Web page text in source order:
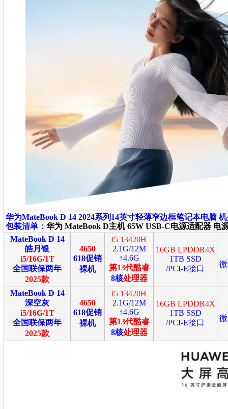
华为MateBook D 14 2024系列14英寸轻薄窄边框笔记本电脑
包装清单： 华为 MateBook D主机 65W USB-C电源适配器 电
MateBook D 14
皓月银
i5/16G/1T
全国联保两年
2025款
4650
618促销
裸机
I5 13420H
2.1G/12M
↑4.6G
第13代酷睿
8核处理器
16GB LPDDR4X
1TB SSD
/PCI-E接口
MateBook D 14
深空灰
i5/16G/1T
全国联保两年
2025款
4650
618促销
裸机
I5 13420H
2.1G/12M
↑4.6G
第13代酷睿
8核处理器
16GB LPDDR4X
1TB SSD
/PCI-E接口